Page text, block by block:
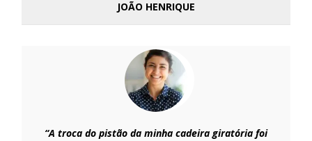
JOÃO HENRIQUE
“A troca do pistão da minha cadeira giratória foi